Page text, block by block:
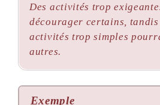
Des activités trop
décourager certains, tandis
activités trop simples
autres.
Exemple